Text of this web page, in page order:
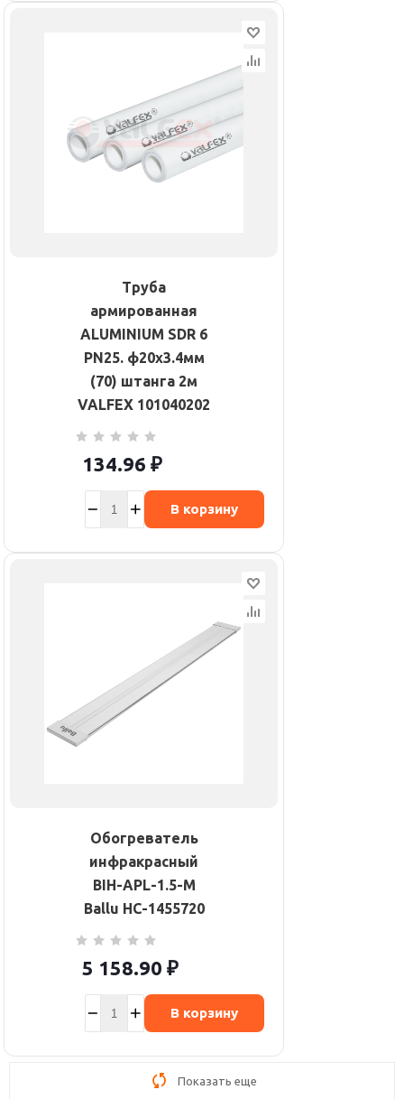
Труба
армированная
ALUMINIUM SDR 6
PN25. ф20х3.4мм
(70) штанга 2м
VALFEX 101040202
134.96 ₽
В корзину
Обогреватель
инфракрасный
BIH-APL-1.5-M
Ballu НС-1455720
5 158.90 ₽
В корзину
Показать еще